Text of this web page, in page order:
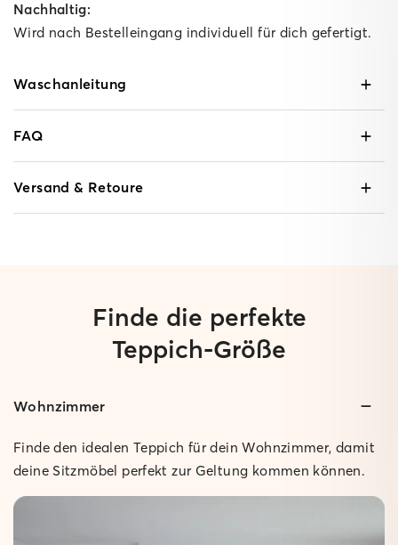
Nachhaltig:
Wird nach Bestelleingang individuell für dich gefertigt.
Geringe Höhe:
lassen.
Der Teppich bleibt sicher an Ort und Stelle.
Gepolstert:
Rutschfest:
Waschanleitung
FAQ
Versand & Retoure
Finde die perfekte
Teppich-Größe
Wohnzimmer
Finde den idealen Teppich für dein Wohnzimmer, damit
deine Sitzmöbel perfekt zur Geltung kommen können.